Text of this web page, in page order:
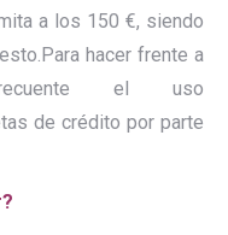
a los 150 €, siendo
hacer frente a
el uso
de crédito por parte